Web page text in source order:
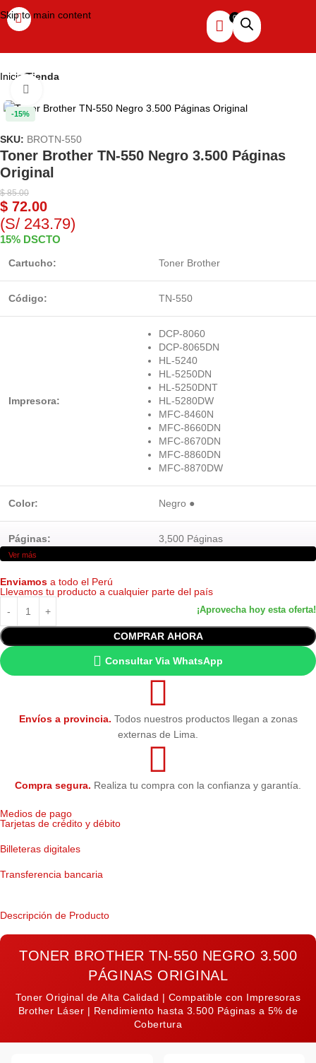
Skip to main content
Inicio Tienda
-15%
SKU: BROTN-550
Toner Brother TN-550 Negro 3.500 Páginas
Original
$85.00
$ 72.00
(S/ 243.79)
15% DSCTO
Cartucho: Toner Brother
Código: TN-550
Impresora:
DCP-8060
DCP-8065DN
HL-5240
HL-5250DN
HL-5250DNT
HL-5280DW
MFC-8460N
MFC-8660DN
MFC-8670DN
MFC-8860DN
MFC-8870DW
Color: Negro ●
Páginas: 3,500 Páginas
Ver más
Enviamos a todo el Perú
Llevamos tu producto a cualquier parte del país
COMPRAR AHORA
Consultar Via WhatsApp
Envíos a provincia. Todos nuestros productos llegan a zonas
externas de Lima.
Compra segura. Realiza tu compra con la confianza y garantía.
Medios de pago
Tarjetas de crédito y débito
Billeteras digitales
Transferencia bancaria
Descripción de Producto
TONER BROTHER TN-550 NEGRO 3.500
PÁGINAS ORIGINAL
Toner Original de Alta Calidad | Compatible con Impresoras
Brother Láser | Rendimiento hasta 3.500 Páginas a 5% de
Cobertura